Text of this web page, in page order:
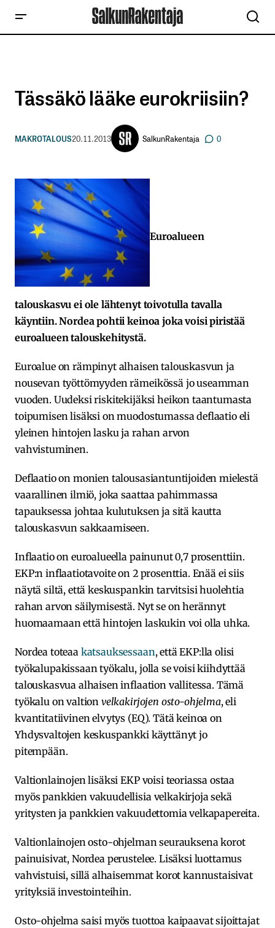
Tässäkö lääke eurokriisiin?
MAKROTALOUS20.11.2013 SalkunRakentaja 0
Euroalueen
talouskasvu ei ole lähtenyt toivotulla tavalla
käyntiin. Nordea pohtii keinoa joka voisi piristää
euroalueen talouskehitystä.
Euroalue on rämpinyt alhaisen talouskasvun ja
nousevan työttömyyden rämeikössä jo useamman
vuoden. Uudeksi riskitekijäksi heikon taantumasta
toipumisen lisäksi on muodostumassa deflaatio eli
yleinen hintojen lasku ja rahan arvon
vahvistuminen.
Deflaatio on monien talousasiantuntijoiden mielestä
vaarallinen ilmiö, joka saattaa pahimmassa
tapauksessa johtaa kulutuksen ja sitä kautta
talouskasvun sakkaamiseen.
Inflaatio on euroalueella painunut 0,7 prosenttiin.
EKP:n inflaatiotavoite on 2 prosenttia. Enää ei siis
näytä siltä, että keskuspankin tarvitsisi huolehtia
rahan arvon säilymisestä. Nyt se on herännyt
huomaamaan että hintojen laskukin voi olla uhka.
Nordea toteaa katsauksessaan, että EKP:lla olisi
työkalupakissaan työkalu, jolla se voisi kiihdyttää
talouskasvua alhaisen inflaation vallitessa. Tämä
työkalu on valtion velkakirjojen osto-ohjelma, eli
kvantitatiivinen elvytys (EQ). Tätä keinoa on
Yhdysvaltojen keskuspankki käyttänyt jo
pitempään.
Valtionlainojen lisäksi EKP voisi teoriassa ostaa
myös pankkien vakuudellisia velkakirjoja sekä
yritysten ja pankkien vakuudettomia velkapapereita.
Valtionlainojen osto-ohjelman seurauksena korot
painuisivat, Nordea perustelee. Lisäksi luottamus
vahvistuisi, sillä alhaisemmat korot kannustaisivat
yrityksiä investointeihin.
Osto-ohjelma saisi myös tuottoa kaipaavat sijoittajat